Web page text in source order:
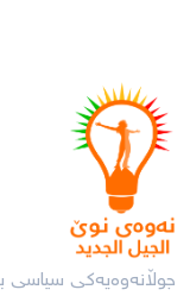
جوڵانەوەیەکی سیاسی